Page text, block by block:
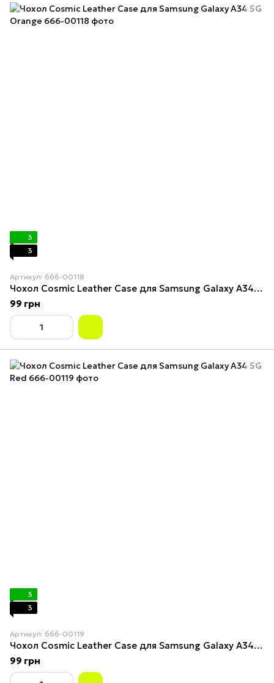
3
3
Артикул: 666-00118
Чохол Cosmiс Leather Case для Samsung Galaxy A34 5G Orange
99 грн
3
3
Артикул: 666-00119
Чохол Cosmiс Leather Case для Samsung Galaxy A34 5G Red
99 грн